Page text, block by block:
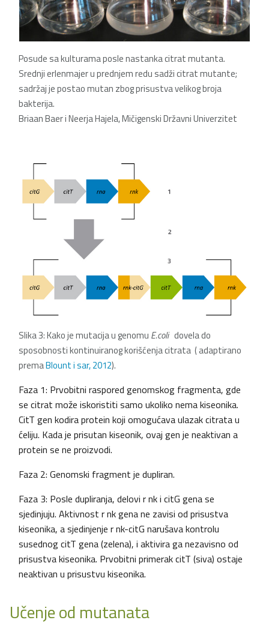
Posude sa kulturamaposle nastanka citrat mutanta.
Srednji erlenmajer u prednjem redu sadži citrat mutante;
sadržaj je postao mutan zbog prisustva velikog broja
bakterija.
Briaan Baer i Neerja Hajela, Mičigenski Državni Univerzitet
Slika 3: Kako je mutacija u genomu E.coli dovela do
sposobnosti kontinuiranog korišćenja citrata ( adaptirano
premaBlount i sar, 2012).
Faza 1: Prvobitni raspored genomskog fragmenta, gde
se citrat može iskoristiti samo ukoliko nema kiseonika.
CitT gen kodira protein koji omogućava ulazak citrata u
ćeliju. Kada je prisutan kiseonik, ovaj gen je neaktivan a
protein se ne proizvodi.
Faza 2: Genomski fragment je dupliran.
Faza 3: Posle dupliranja, delovi r nk i citG gena se
sjedinjuju. Aktivnost r nk gena ne zavisi od prisustva
kiseonika, a sjedinjenje r nk-citG narušava kontrolu
susednog citT gena (zelena), i aktivira ga nezavisno od
prisustva kiseonika. Prvobitni primerak citT (siva) ostaje
neaktivan u prisustvu kiseonika.
Učenje od mutanata